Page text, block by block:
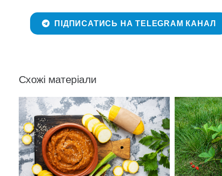
ПІДПИСАТИСЬ НА TELEGRAM КАНАЛ
Схожі матеріали